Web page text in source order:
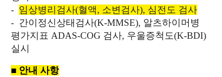
- 임상병리검사(혈액, 소변검사), 심전도 검사
- 간이정신상태검사(K-MMSE), 알츠하이머병
평가지표 ADAS-COG 검사, 우울증척도(K-BDI)
실시
■ 안내 사항